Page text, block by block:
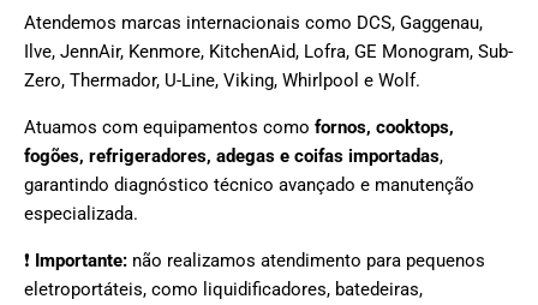
Atendemos marcas internacionais como DCS, Gaggenau,
Ilve, JennAir, Kenmore, KitchenAid, Lofra, GE Monogram, Sub-
Zero, Thermador, U-Line, Viking, Whirlpool e Wolf.
Atuamos com equipamentos como fornos, cooktops,
fogões, refrigeradores, adegas e coifas importadas,
garantindo diagnóstico técnico avançado e manutenção
especializada.
❗ Importante: não realizamos atendimento para pequenos
eletroportáteis, como liquidificadores, batedeiras,